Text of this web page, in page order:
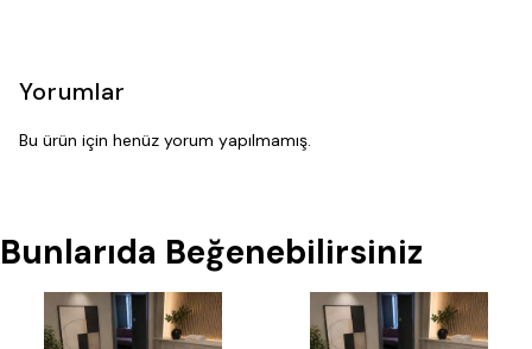
Yorumlar
Bu ürün için henüz yorum yapılmamış.
Bunlarıda Beğenebilirsiniz